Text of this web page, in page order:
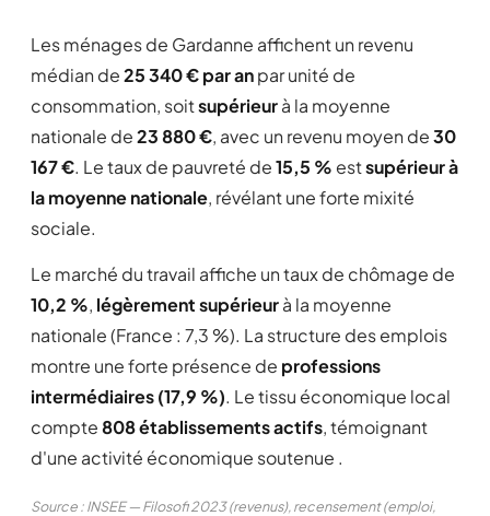
Les ménages de Gardanne affichent un revenu
médian de25 340 € par anpar unité de
consommation, soitsupérieurà la moyenne
nationale de23 880 €, avec un revenu moyen de30
167 €. Le taux de pauvreté de15,5 % estsupérieur à
la moyenne nationale, révélant une forte mixité
sociale.
Le marché du travail affiche un taux de chômage de
10,2 %, légèrement supérieurà la moyenne
nationale (France : 7,3 %). La structure des emplois
montre une forte présence de professions
intermédiaires (17,9 %). Le tissu économique local
compte808 établissements actifs, témoignant
d'une activité économique soutenue .
Source : INSEE — Filosofi 2023 (revenus), recensement (emploi,